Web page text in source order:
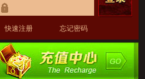
快速注册 忘记密码